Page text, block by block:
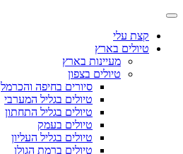
קצת עלי
טיולים בארץ
מעיינות בארץ
טיולים בצפון
סיורים בחיפה והכרמל
טיולים בגליל המערבי
טיולים בגליל התחתון
טיולים בעמק
טיולים בגליל העליון
טיולים ברמת הגולן